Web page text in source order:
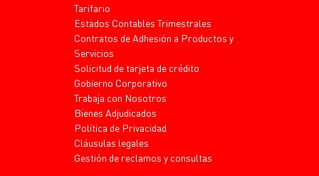
Tarifario
Estados Contables Trimestrales
Contratos de Adhesión a Productos y
Servicios
Solicitud de tarjeta de crédito
Gobierno Corporativo
Trabaja con Nosotros
Bienes Adjudicados
Política de Privacidad
Cláusulas legales
Gestión de reclamos y consultas